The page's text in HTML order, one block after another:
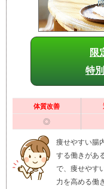
限
特
体質改善
◎
痩せやすい腸
する働きがあ
で、痩せやす
力を高める働